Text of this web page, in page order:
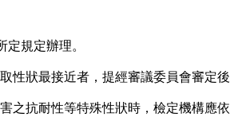
規定辦理。
性狀最接近者，提經審議委員會審定後
之抗耐性等特殊性狀時，檢定機構應